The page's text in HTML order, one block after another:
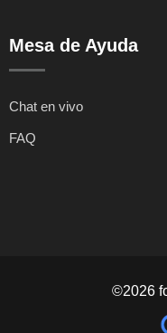
Mesa de Ayuda
Chat en vivo
FAQ
©2026